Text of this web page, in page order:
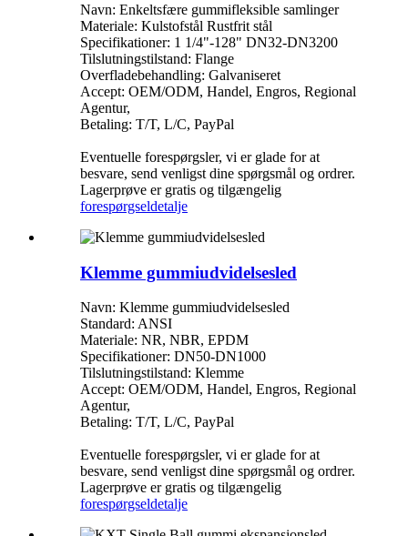
Navn: Enkeltsfære gummifleksible samlinger
Materiale: Kulstofstål Rustfrit stål
Specifikationer: 1 1/4"-128" DN32-DN3200
Tilslutningstilstand: Flange
Overfladebehandling: Galvaniseret
Accept: OEM/ODM, Handel, Engros, Regional
Agentur,
Betaling: T/T, L/C, PayPal
Eventuelle forespørgsler, vi er glade for at
besvare, send venligst dine spørgsmål og ordrer.
Lagerprøve er gratis og tilgængelig
forespørgseldetalje
Klemme gummiudvidelsesled
Navn: Klemme gummiudvidelsesled
Standard: ANSI
Materiale: NR, NBR, EPDM
Specifikationer: DN50-DN1000
Tilslutningstilstand: Klemme
Accept: OEM/ODM, Handel, Engros, Regional
Agentur,
Betaling: T/T, L/C, PayPal
Eventuelle forespørgsler, vi er glade for at
besvare, send venligst dine spørgsmål og ordrer.
Lagerprøve er gratis og tilgængelig
forespørgseldetalje